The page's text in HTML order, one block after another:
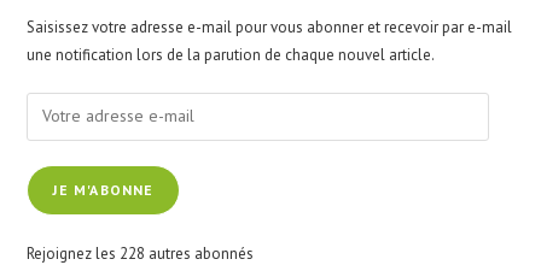
Saisissez votre adresse e-mail pour vous abonner et recevoir par e-mail
une notification lors de la parution de chaque nouvel article.
Votre
adresse
e-
mailJE M'ABONNE
Rejoignez les 228 autres abonnés